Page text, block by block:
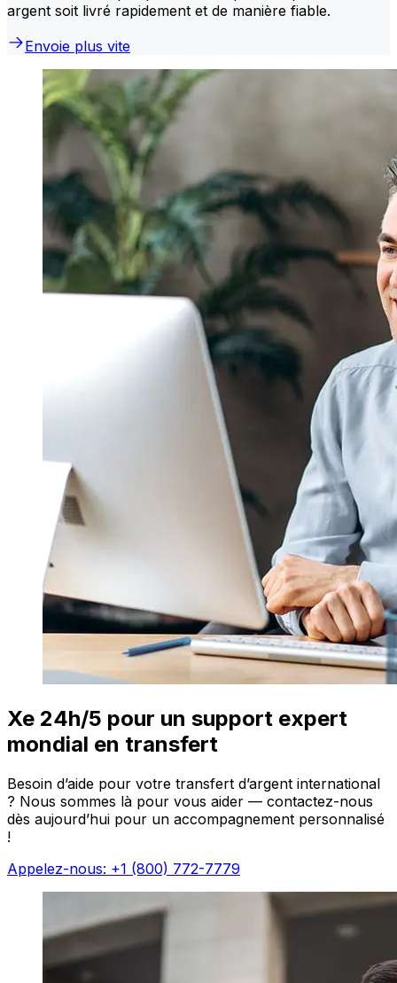
argent soit livré rapidement et de manière fiable.
Envoie plus vite
Xe 24h/5 pour un support expert
mondial en transfert
Besoin d’aide pour votre transfert d’argent international
? Nous sommes là pour vous aider — contactez-nous
dès aujourd’hui pour un accompagnement personnalisé
!
Appelez-nous: +1 (800) 772-7779